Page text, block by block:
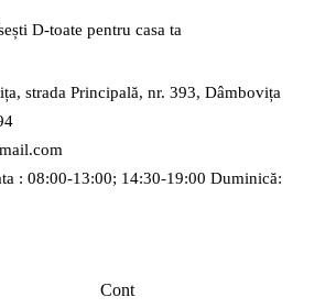
D-toate pentru casa ta
strada Principală, nr. 393, Dâmbovița
: 08:00-13:00; 14:30-19:00 Duminică:
Cont